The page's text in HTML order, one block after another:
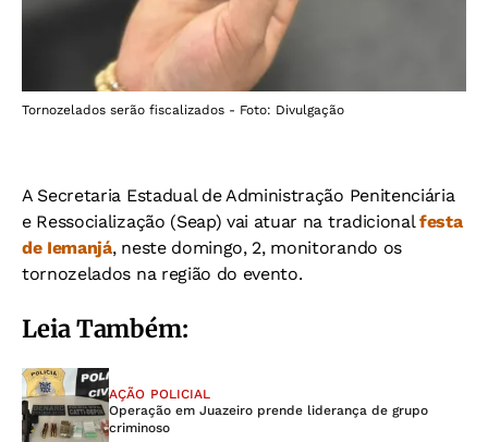
Tornozelados serão fiscalizados - Foto: Divulgação
A Secretaria Estadual de Administração Penitenciária
e Ressocialização (Seap) vai atuar na tradicionalfesta
de Iemanjá, neste domingo, 2, monitorando os
tornozelados na região do evento.
Leia Também:
AÇÃO POLICIAL
Operação em Juazeiro prende liderança de grupo
criminoso